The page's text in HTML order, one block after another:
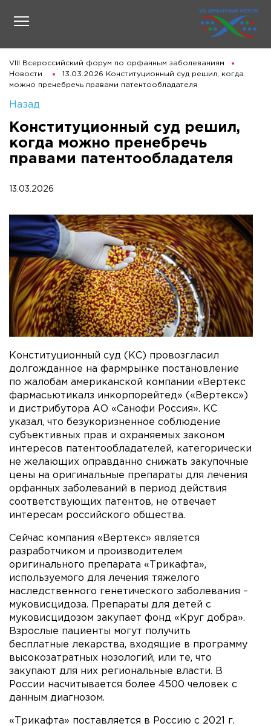
VIII Всероссийский форум по орфанным заболеваниям
Новости
13.03.2026 Конституционный суд решил, когда
можно пренебречь правами патентообладателя
Назад
Конституционный суд решил,
когда можно пренебречь
правами патентообладателя
13.03.2026
Конституционный суд (КС) провозгласил
долгожданное на фармрынке постановление
по жалобам американской компании «Вертекс
фармасьютикалз инкорпорейтед» («Вертекс»)
и дистрибутора АО «Санофи Россия». КС
указал, что безукоризненное соблюдение
субъективных прав и охраняемых законом
интересов патентообладателей, категорически
не желающих оправданно снижать закупочные
цены на оригинальные препараты для лечения
орфанных заболеваний в период действия
соответствующих патентов, не отвечает
интересам российского общества.
Сейчас компания «Вертекс» является
разработчиком и производителем
оригинального препарата «Трикафта»,
используемого для лечения тяжелого
наследственного генетического заболевания –
муковисцидоза. Препараты для детей с
муковисцидозом закупает фонд «Круг добра».
Взрослые пациенты могут получить
бесплатные лекарства, входящие в программу
высокозатратных нозологий, или те, что
закупают для них региональные власти. В
России насчитывается более 4500 человек с
данным диагнозом.
«Трикафта» поставляется в Россию с 2021 г.